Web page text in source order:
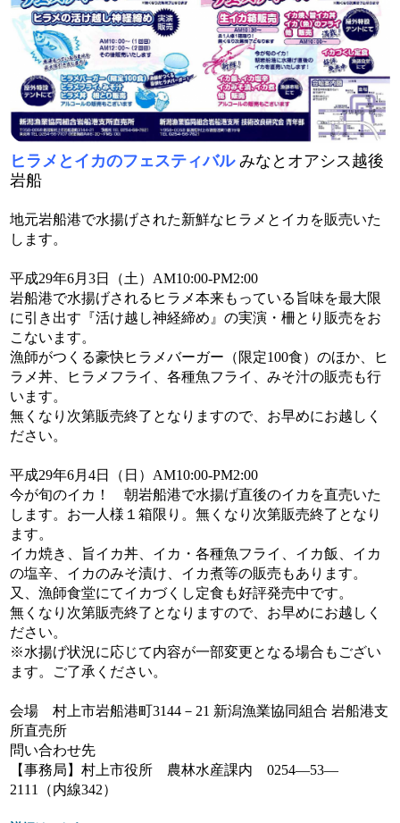
ヒラメとイカのフェスティバルみなとオアシス越後
岩船
地元岩船港で水揚げされた新鮮なヒラメとイカを販売いた
します。
平成29年6月3日（土）AM10:00-PM2:00
岩船港で水揚げされるヒラメ本来もっている旨味を最大限
に引き出す『活け越し神経締め』の実演・柵とり販売をお
こないます。
漁師がつくる豪快ヒラメバーガー（限定100食）のほか、ヒ
ラメ丼、ヒラメフライ、各種魚フライ、みそ汁の販売も行
います。
無くなり次第販売終了となりますので、お早めにお越しく
ださい。
平成29年6月4日（日）AM10:00-PM2:00
今が旬のイカ！ 朝岩船港で水揚げ直後のイカを直売いた
します。お一人様１箱限り。無くなり次第販売終了となり
ます。
イカ焼き、旨イカ丼、イカ・各種魚フライ、イカ飯、イカ
の塩辛、イカのみそ漬け、イカ煮等の販売もあります。
又、漁師食堂にてイカづくし定食も好評発売中です。
無くなり次第販売終了となりますので、お早めにお越しく
ださい。
※水揚げ状況に応じて内容が一部変更となる場合もござい
ます。ご了承ください。
会場 村上市岩船港町3144－21 新潟漁業協同組合 岩船港支
所直売所
問い合わせ先
【事務局】村上市役所 農林水産課内 0254—53—
2111（内線342）